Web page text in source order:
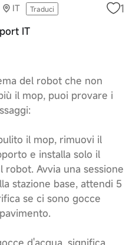
IT Traduci 1
IT
del robot che non
il mop, puoi provare i
il mop, rimuovi il
e installa solo il
robot. Avvia una sessione
stazione base, attendi 5
se ci sono gocce
d'acqua, significa